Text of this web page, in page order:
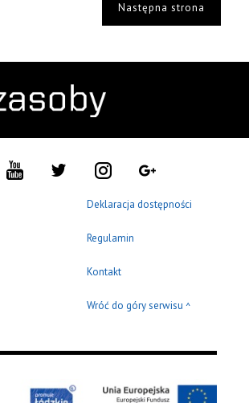
Następna strona
Deklaracja dostępności
Regulamin
Kontakt
Wróć do góry serwisu ^